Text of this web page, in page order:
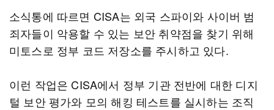
소식통에 따르면 CISA는 외국 스파이와 사이버 범
죄자들이 악용할 수 있는 보안 취약점을 찾기 위해
미토스로 정부 코드 저장소를 주시하고 있다.
이런 작업은 CISA에서 정부 기관 전반에 대한 디지
털 보안 평가와 모의 해킹 테스트를 실시하는 조직